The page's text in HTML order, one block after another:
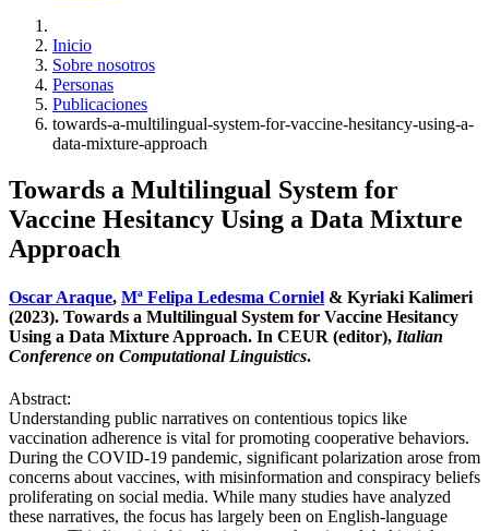
Inicio
Sobre nosotros
Personas
Publicaciones
towards-a-multilingual-system-for-vaccine-hesitancy-using-a-
data-mixture-approach
Towards a Multilingual System for
Vaccine Hesitancy Using a Data Mixture
Approach
Oscar Araque, Mª Felipa Ledesma Corniel & Kyriaki Kalimeri
(2023). Towards a Multilingual System for Vaccine Hesitancy
Using a Data Mixture Approach. In CEUR (editor), Italian
Conference on Computational Linguistics.
Abstract:
Understanding public narratives on contentious topics like
vaccination adherence is vital for promoting cooperative behaviors.
During the COVID-19 pandemic, significant polarization arose from
concerns about vaccines, with misinformation and conspiracy beliefs
proliferating on social media. While many studies have analyzed
these narratives, the focus has largely been on English-language